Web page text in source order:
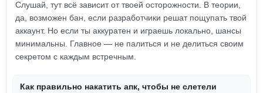
Слушай, тут всё зависит от твоей осторожности. В теории,
да, возможен бан, если разработчики решат пощупать твой
аккаунт. Но если ты аккуратен и играешь локально, шансы
минимальны. Главное — не палиться и не делиться своим
секретом с каждым встречным.
Как правильно накатить апк, чтобы не слетели